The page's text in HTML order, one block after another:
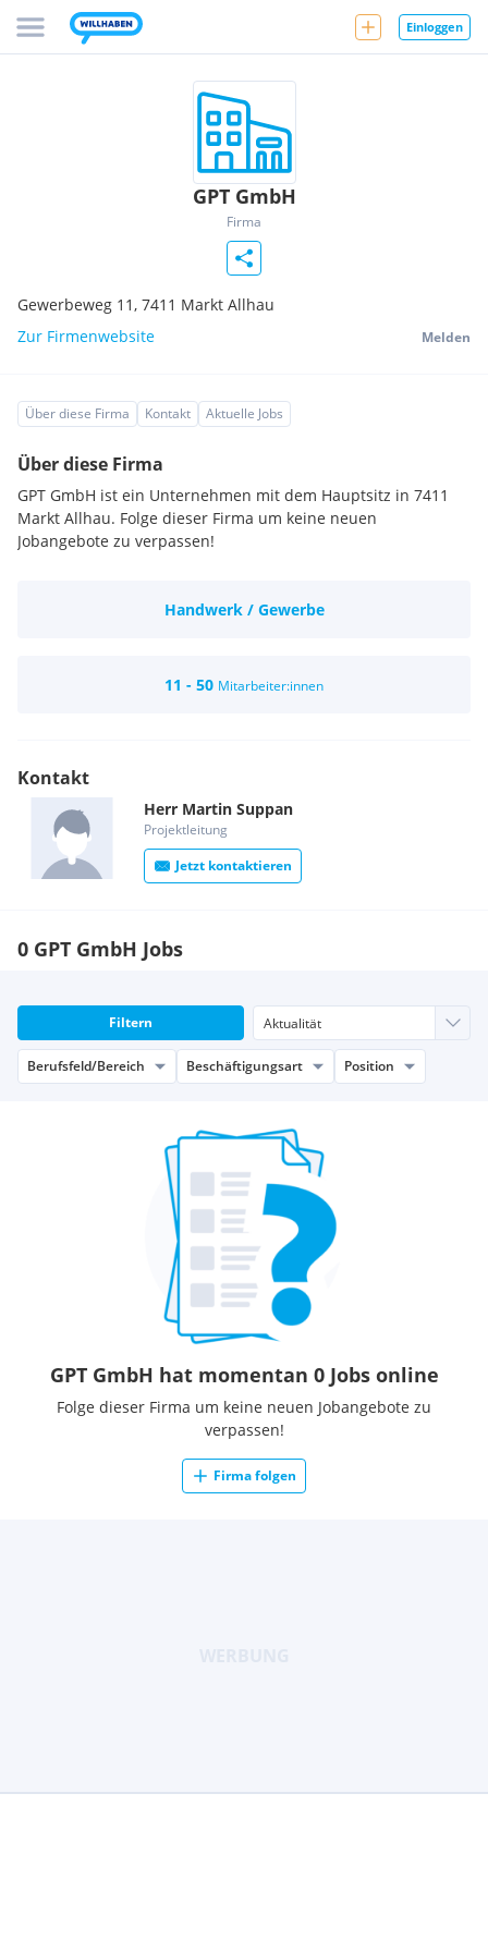
Einloggen
GPT GmbH
Firma
Gewerbeweg 11, 7411 Markt Allhau
Zur Firmenwebsite
Melden
Über diese Firma Kontakt Aktuelle Jobs
Über diese Firma
GPT GmbH ist ein Unternehmen mit dem Hauptsitz in 7411
Markt Allhau. Folge dieser Firma um keine neuen
Jobangebote zu verpassen!
Handwerk / Gewerbe
11 - 50 Mitarbeiter:innen
Kontakt
Herr Martin Suppan
Projektleitung
Jetzt kontaktieren
0 GPT GmbH Jobs
Filtern
Berufsfeld/Bereich Beschäftigungsart Position
GPT GmbH hat momentan 0 Jobs online
Folge dieser Firma um keine neuen Jobangebote zu
verpassen!
Firma folgen